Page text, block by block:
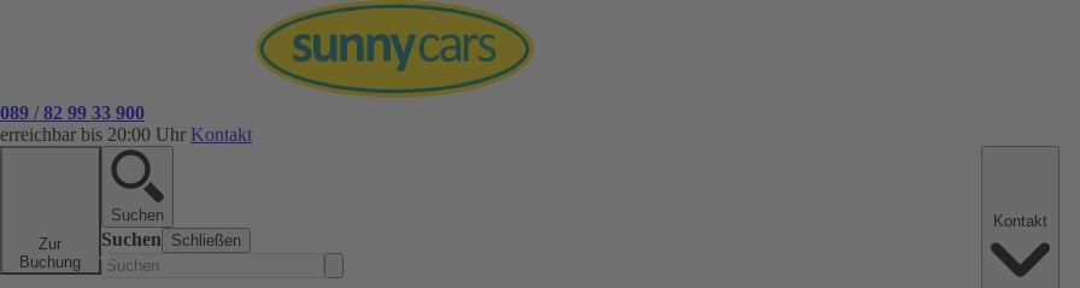
089 / 82 99 33 900
erreichbar bis 20:00 Uhr Kontakt
Zur
Buchung
Suchen
Suchen Schließen